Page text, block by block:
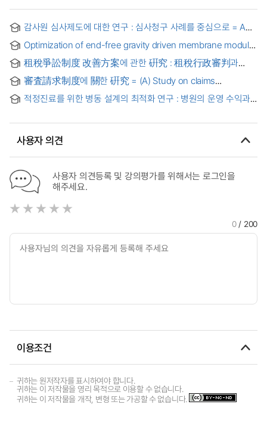
감사원 심사제도에 대한 연구 : 심사청구 사례를 중심으로 = A
Studies -
Optimization of end-free gravity driven membrane module
and cleaning for drinking water treatment
租稅爭訟制度 改善方案에 관한 硏究 : 租稅行政審判과
租稅訴訟代理制度를 中心으로
審査請求制度에 關한 硏究 = (A) Study on claims
적정진료를 위한 병동 설계의 최적화 연구 : 병원의 운영 수익과
사용자 의견
사용자 의견등록 및 강의평가를 위해서는 로그인을
해주세요.
0/ 200
이용조건
귀하는 원저작자를 표시하여야 합니다.
귀하는 이 저작물을 영리 목적으로 이용할 수 없습니다.
귀하는 이 저작물을 개작, 변형 또는 가공할 수 없습니다.